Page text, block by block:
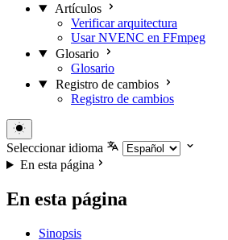
Artículos
Verificar arquitectura
Usar NVENC en FFmpeg
Glosario
Glosario
Registro de cambios
Registro de cambios
Seleccionar idioma
En esta página
En esta página
Sinopsis